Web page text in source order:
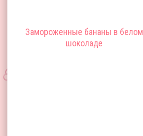
Замороженные бананы в белом
шоколаде